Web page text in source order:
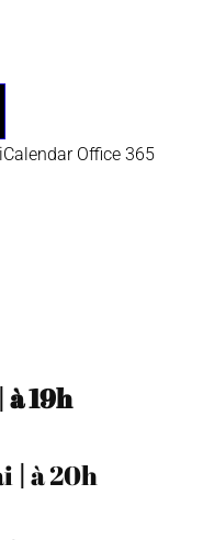
iCalendar Office 365
|à 19h
|à 20h